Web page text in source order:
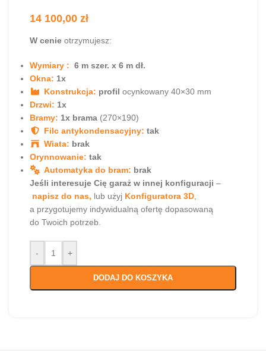
14 100,00 zł
W cenie otrzymujesz:
Wymiary : 6 m szer. x 6 m dł.
Okna: 1x
Konstrukcja: profil ocynkowany 40×30 mm
Drzwi: 1x
Bramy: 1x brama (270×190)
Filc antykondensacyjny: tak
Wiata: brak
Orynnowanie: tak
Automatyka do bram: brak
Jeśli interesuje Cię garaż w innej konfiguracji –
napisz do nas, lub użyj Konfiguratora 3D
a przygotujemy indywidualną ofertę dopasowaną
do Twoich potrzeb.
- +
DODAJ DO KOSZYKA